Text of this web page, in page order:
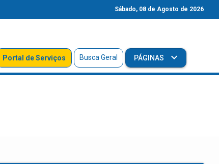
Sábado, 08 de Agosto de 2026
Portal de Serviços Busca Geral PÁGINAS